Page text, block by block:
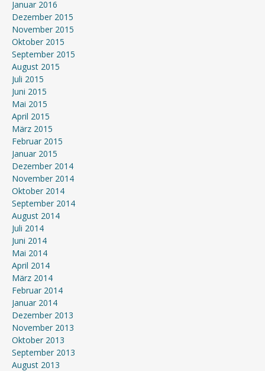
Januar 2016
Dezember 2015
November 2015
Oktober 2015
September 2015
August 2015
Juli 2015
Juni 2015
Mai 2015
April 2015
März 2015
Februar 2015
Januar 2015
Dezember 2014
November 2014
Oktober 2014
September 2014
August 2014
Juli 2014
Juni 2014
Mai 2014
April 2014
März 2014
Februar 2014
Januar 2014
Dezember 2013
November 2013
Oktober 2013
September 2013
August 2013